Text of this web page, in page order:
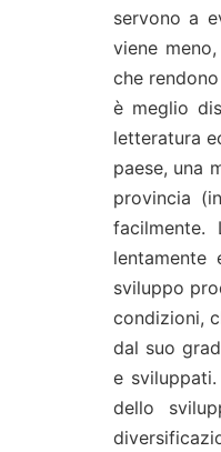
servono a
viene
che
è meglio
letteratura
paese, una
provincia
lentamente
sviluppo
condizioni,
dal suo
e
dello